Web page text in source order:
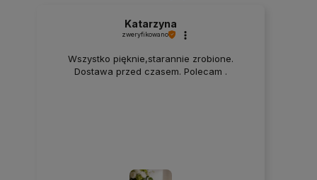
Katarzyna
zweryfikowano
Wszystko pięknie,starannie zrobione.
Dostawa przed czasem. Polecam .